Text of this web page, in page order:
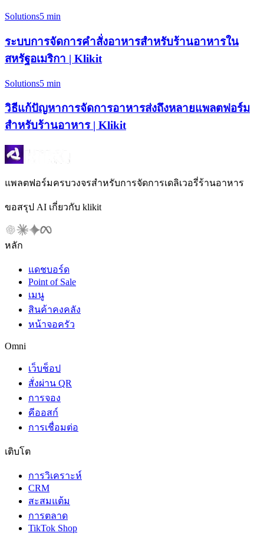
Solutions5 min
ระบบการจัดการคำสั่งอาหารสำหรับร้านอาหารใน
สหรัฐอเมริกา | Klikit
Solutions5 min
วิธีแก้ปัญหาการจัดการอาหารส่งถึงหลายแพลตฟอร์ม
สำหรับร้านอาหาร | Klikit
แพลตฟอร์มครบวงจรสำหรับการจัดการเดลิเวอรี่ร้านอาหาร
ขอสรุป AI เกี่ยวกับ klikit
หลัก
แดชบอร์ด
Point of Sale
เมนู
สินค้าคงคลัง
หน้าจอครัว
Omni
เว็บช็อป
สั่งผ่าน QR
การจอง
คีออสก์
การเชื่อมต่อ
เติบโต
การวิเคราะห์
CRM
สะสมแต้ม
การตลาด
TikTok Shop